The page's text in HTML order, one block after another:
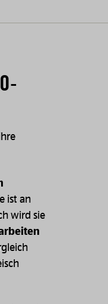
ist an
wird sie